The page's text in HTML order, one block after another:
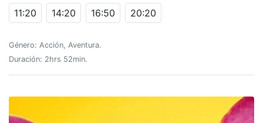
11:20
14:20 16:50 20:20
Género: Acción, Aventura.
Duración: 2hrs 52min.